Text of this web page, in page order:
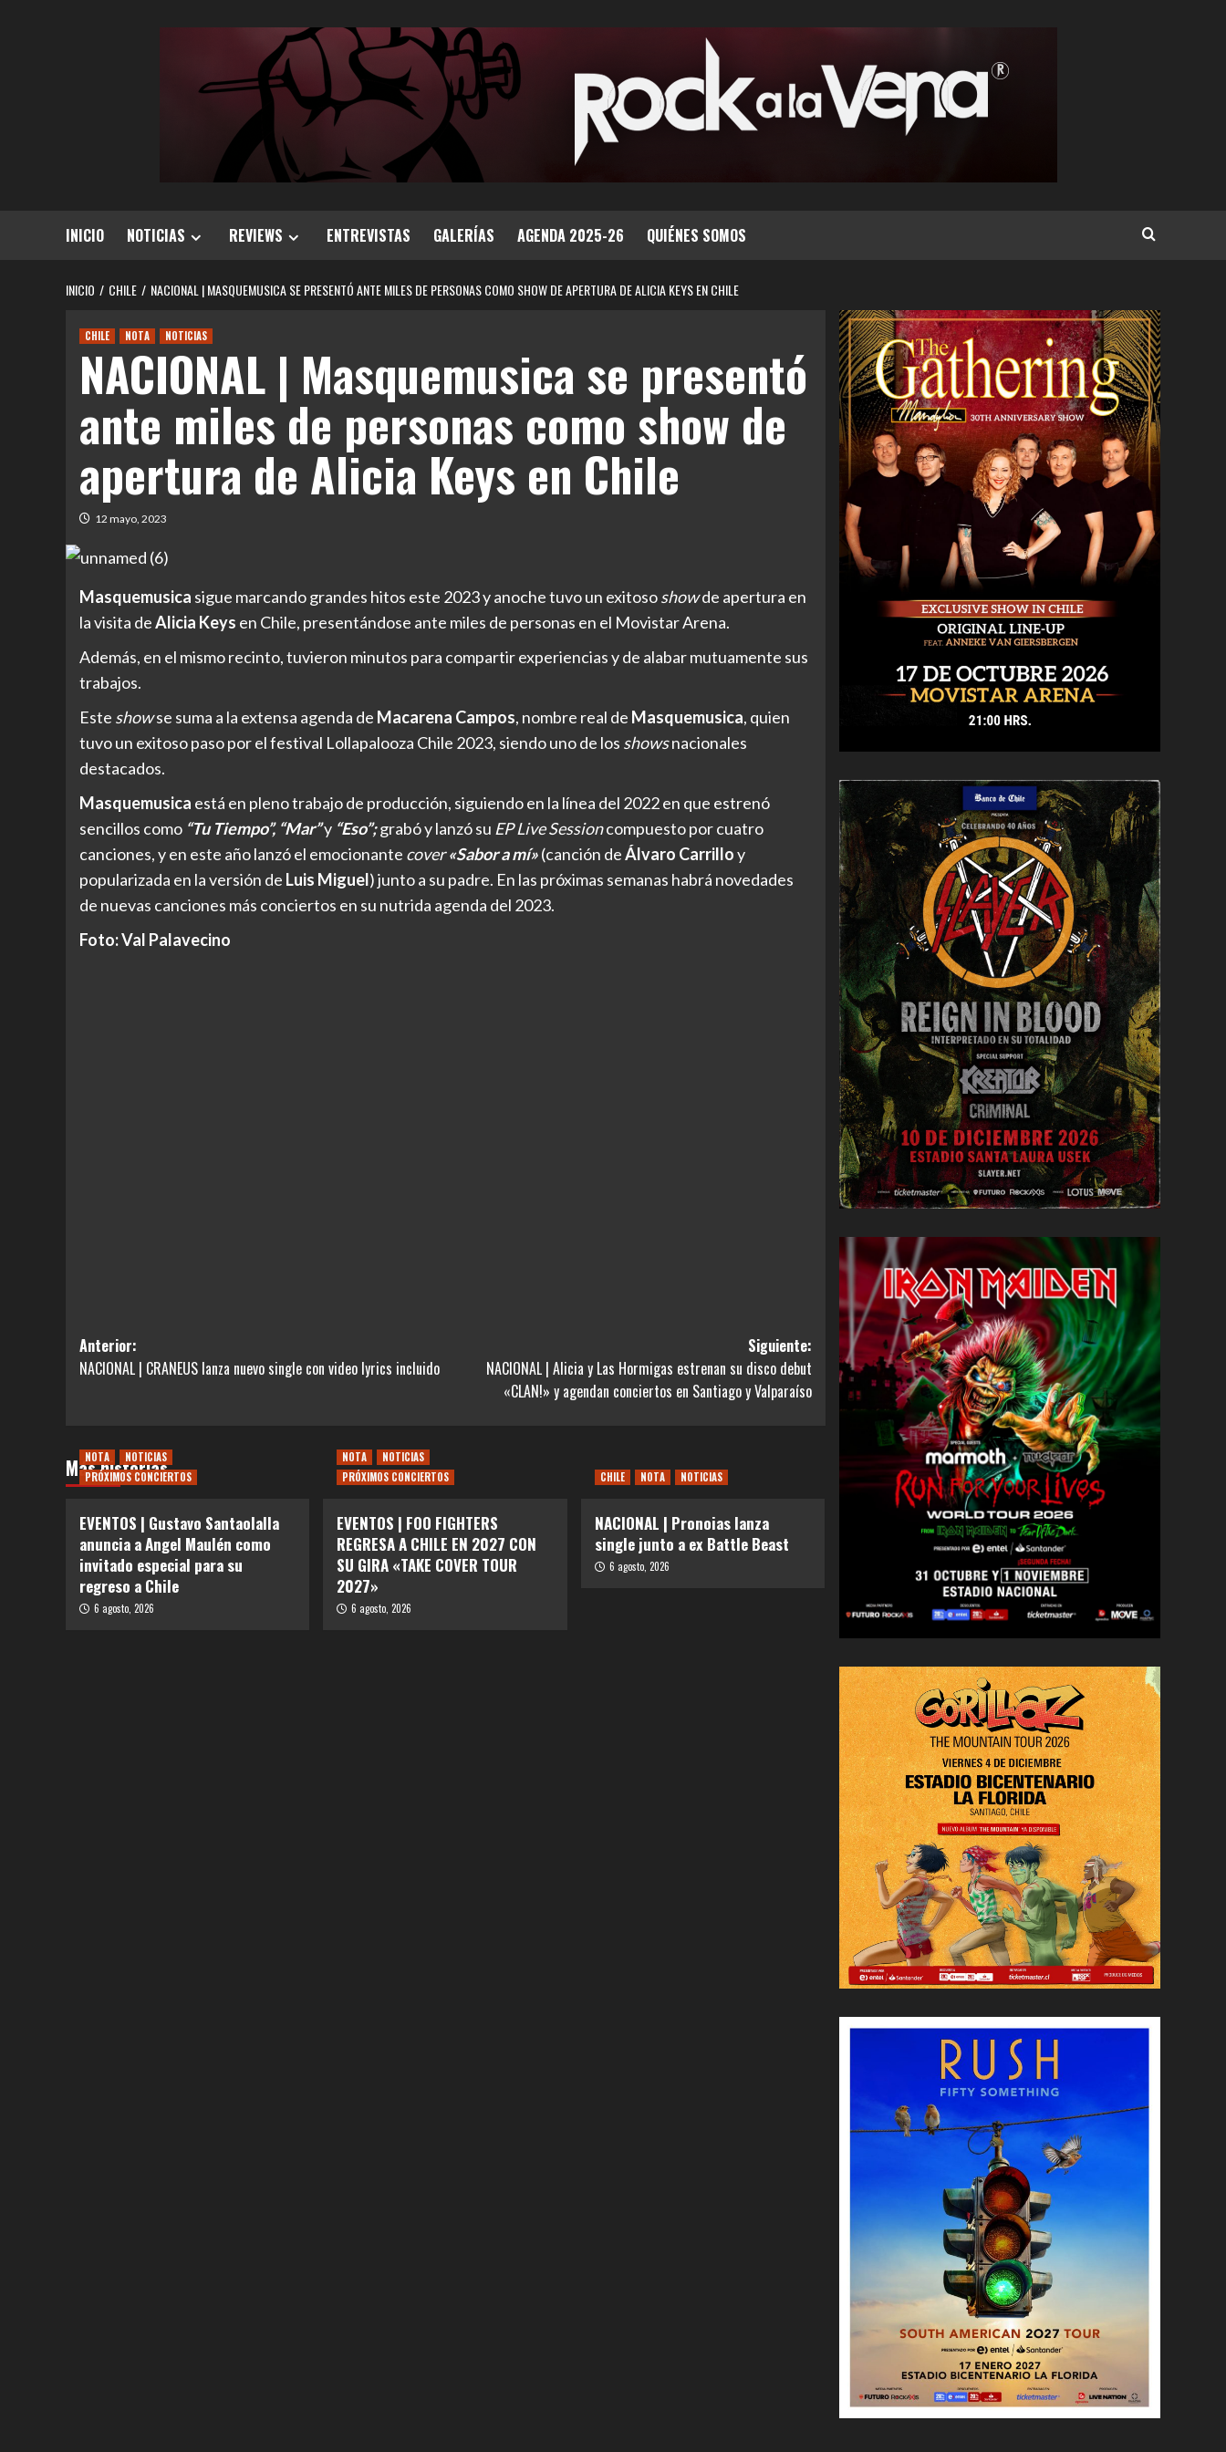
INICIO NOTICIAS REVIEWS ENTREVISTAS GALERÍAS AGENDA 2025-26 QUIÉNES SOMOS
INICIO CHILE NACIONAL | MASQUEMUSICA SE PRESENTÓ ANTE MILES DE PERSONAS COMO SHOW DE APERTURA DE ALICIA KEYS EN CHILE
CHILE NOTA NOTICIAS
NACIONAL | Masquemusica se presentó
ante miles de personas como show de
apertura de Alicia Keys en Chile
12 mayo, 2023
Masquemusica sigue marcando grandes hitos este 2023 y anoche tuvo un exitososhowde apertura en
la visita deAlicia Keys en Chile, presentándose ante miles de personas en el Movistar Arena.
Además, en el mismo recinto, tuvieron minutos para compartir experiencias y de alabar mutuamente sus
trabajos.
Este showse suma a la extensa agenda de Macarena Campos, nombre real de Masquemusica, quien
tuvo un exitoso paso por el festival Lollapalooza Chile 2023, siendo uno de los showsnacionales
destacados.
Masquemusica está en pleno trabajo de producción, siguiendo en la línea del 2022 en que estrenó
sencillos como “Tu Tiempo”, “Mar”y “Eso”;grabó y lanzó su EP Live Sessioncompuesto por cuatro
canciones, y en este año lanzó el emocionante cover«Sabor a mí»(canción deÁlvaro Carrilloy
popularizada en la versión de Luis Miguel) junto a su padre. En las próximas semanas habrá novedades
de nuevas canciones más conciertos en su nutrida agenda del 2023.
Foto: Val Palavecino
Navegación
de
Anterior:
NACIONAL | CRANEUS lanza nuevo single con video lyrics incluido
Siguiente:
NACIONAL | Alicia y Las Hormigas estrenan su disco debut
«CLAN!» y agendan conciertos en Santiago y Valparaíso
Más historias
NOTA
NOTICIAS
PRÓXIMOS CONCIERTOS
EVENTOS | Gustavo Santaolalla
anuncia a Angel Maulén como
invitado especial para su
regreso a Chile
6 agosto, 2026
NOTA
NOTICIAS
PRÓXIMOS CONCIERTOS
EVENTOS | FOO FIGHTERS
REGRESA A CHILE EN 2027 CON
SU GIRA «TAKE COVER TOUR
2027»
6 agosto, 2026
CHILE NOTA NOTICIAS
NACIONAL | Pronoias lanza
single junto a ex Battle Beast
6 agosto, 2026